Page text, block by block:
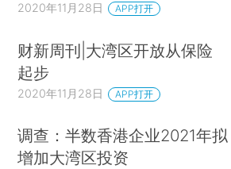
2020年11月28日 APP打开
财新周刊|大湾区开放从保险
起步
2020年11月28日 APP打开
调查：半数香港企业2021年拟
增加大湾区投资